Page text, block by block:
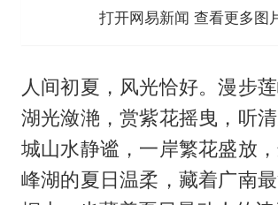
打开网易新闻 查看更多图
人间初夏，风光恰好。漫步
湖光潋滟，赏紫花摇曳，听
城山水静谧，一岸繁花盛放
峰湖的夏日温柔，藏着广南